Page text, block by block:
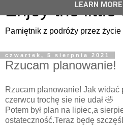
Enjoy the little
Pamiętnik z podróży przez życie
czwartek, 5 sierpnia 2021
Rzucam planowanie!
Rzucam planowanie! Jak
czerwcu trochę sie nie udał 🤣
Potem był plan na lipiec,a
ostateczność.Teraz będę
LEARN MORE